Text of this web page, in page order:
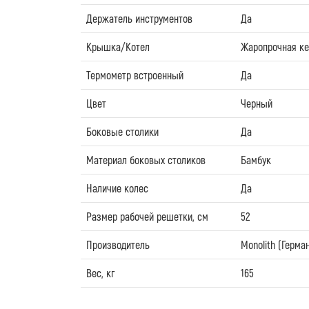
Держатель инструментов Да
Крышка/Котел Жаропрочная
Термометр встроенный Да
Цвет Черный
Боковые столики Да
Материал боковых столиков Бамбук
Наличие колес Да
Размер рабочей решетки, см 52
Производитель Monolith
Вес, кг 165